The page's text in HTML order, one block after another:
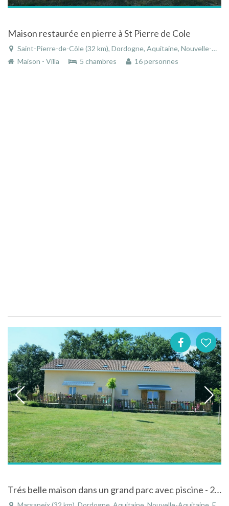
Maison restaurée en pierre à St Pierre de Cole
Saint-Pierre-de-Côle (32 km), Dordogne, Aquitaine, Nouvelle-Aquitaine, France
Maison - Villa
5 chambres 16 personnes
Trés belle maison dans un grand parc avec piscine - 2 à 16 pers